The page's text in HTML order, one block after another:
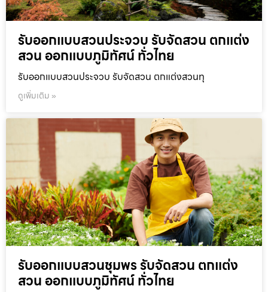
รับออกแบบสวนประจวบ รับจัดสวน ตกแต่ง
สวน ออกแบบภูมิทัศน์ ทั่วไทย
รับออกแบบสวนประจวบ รับจัดสวน ตกแต่งสวนทุ
ดูเพิ่มเติม »
รับออกแบบสวนชุมพร รับจัดสวน ตกแต่ง
สวน ออกแบบภูมิทัศน์ ทั่วไทย